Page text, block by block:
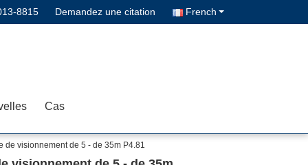
8815 Demandez une citation French
Cas
de visionnement de 5 - de 35m P4.81